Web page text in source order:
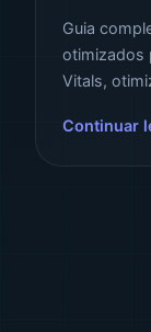
Guia
otimizados
Vitals,
do Google.
Continuar